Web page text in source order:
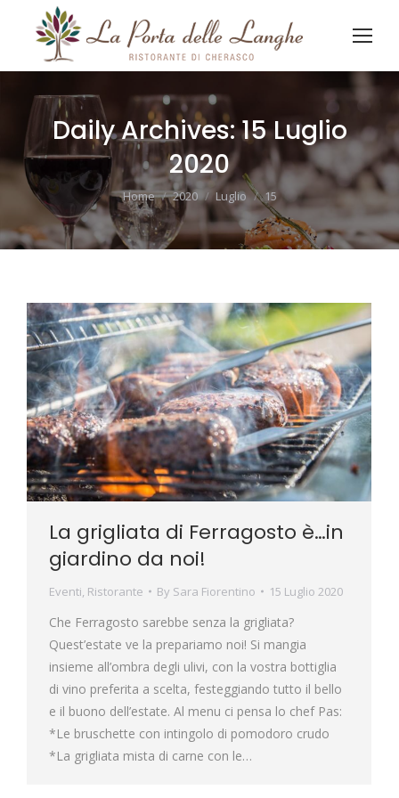
Daily Archives:15 Luglio
2020
You are here:
Home 2020 Luglio 15
La grigliata di Ferragosto è…in
giardino da noi!
Eventi, Ristorante By Sara Fiorentino 15 Luglio 2020
Che Ferragosto sarebbe senza la grigliata?
Quest’estate ve la prepariamo noi! Si mangia
insieme all’ombra degli ulivi, con la vostra bottiglia
di vino preferita a scelta, festeggiando tutto il bello
e il buono dell’estate. Al menu ci pensa lo chef Pas:
*Le bruschette con intingolo di pomodoro crudo
*La grigliata mista di carne con le…